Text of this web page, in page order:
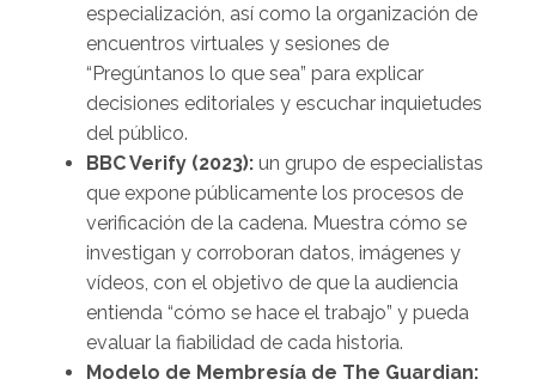
especialización, así como la organización de
encuentros virtuales y sesiones de
“Pregúntanos lo que sea” para explicar
decisiones editoriales y escuchar inquietudes
del público.
BBC Verify (2023): un grupo de especialistas
que expone públicamente los procesos de
verificación de la cadena. Muestra cómo se
investigan y corroboran datos, imágenes y
vídeos, con el objetivo de que la audiencia
entienda “cómo se hace el trabajo” y pueda
evaluar la fiabilidad de cada historia.
Modelo de Membresía de The Guardian: